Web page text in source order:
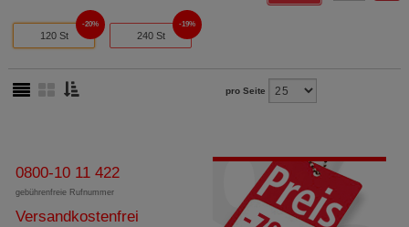
120 St
20%
240 St
19%
pro Seite
0800-10 11 422
gebührenfreie Rufnummer
Versandkostenfrei